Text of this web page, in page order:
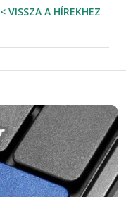
< VISSZA A HÍREKHEZ